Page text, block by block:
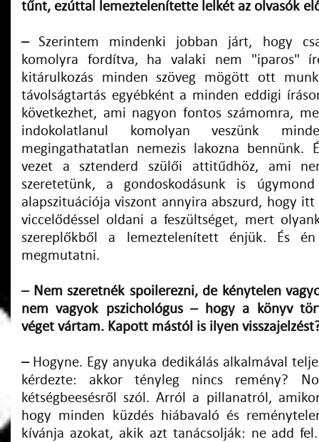
tűnt, ezúttal lemeztelenítette lelkét az olvasók
–Szerintem mindenki jobban járt, hogy
komolyra fordítva, ha valaki nem "iparos"
kitárulkozás minden szöveg mögött ott
távolságtartás egyébként a minden eddigi
következhet, ami nagyon fontos számomra,
indokolatlanul komolyan veszünk
megingathatatlan nemezis lakozna bennünk.
vezet a sztenderd szülői attitűdhöz, ami
szeretetünk, a gondoskodásunk is
alapszituációja viszont annyira abszurd, hogy
viccelődéssel oldani a feszültséget, mert
szereplőkből a lemeztelenített énjük. És
megmutatni.
– Nem szeretnék spoilerezni, de kénytelen
nem vagyok pszichológus – hogy a könyv
véget vártam. Kapott mástól is ilyen
– Hogyne. Egy anyuka dedikálás alkalmával
kérdezte: akkor tényleg nincs remény?
kétségbeesésről szól. Arról a pillanatról,
hogy minden küzdés hiábavaló és
kívánja azokat, akik azt tanácsolják: ne add